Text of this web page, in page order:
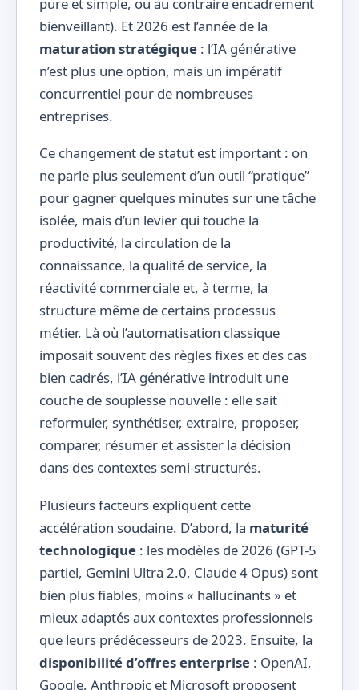
bienveillant). Et 2026 est l’année de la
maturation stratégique : l’IA générative
n’est plus une option, mais un impératif
concurrentiel pour de nombreuses
entreprises.
Ce changement de statut est important : on
ne parle plus seulement d’un outil “pratique”
pour gagner quelques minutes sur une tâche
isolée, mais d’un levier qui touche la
productivité, la circulation de la
connaissance, la qualité de service, la
réactivité commerciale et, à terme, la
structure même de certains processus
métier. Là où l’automatisation classique
imposait souvent des règles fixes et des cas
bien cadrés, l’IA générative introduit une
couche de souplesse nouvelle : elle sait
reformuler, synthétiser, extraire, proposer,
comparer, résumer et assister la décision
dans des contextes semi-structurés.
Plusieurs facteurs expliquent cette
accélération soudaine. D’abord, la maturité
technologique : les modèles de 2026 (GPT-5
partiel, Gemini Ultra 2.0, Claude 4 Opus) sont
bien plus fiables, moins « hallucinants » et
mieux adaptés aux contextes professionnels
que leurs prédécesseurs de 2023. Ensuite, la
disponibilité d’offres enterprise : OpenAI,
Google, Anthropic et Microsoft proposent